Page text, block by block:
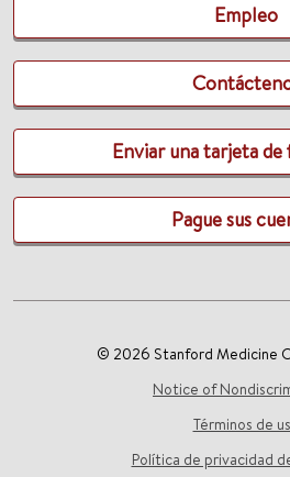
Empleo
Enviar una tarjeta
Pague sus
© 2026 Stanford Medicine
Notice of
Términos de
Política de privacidad